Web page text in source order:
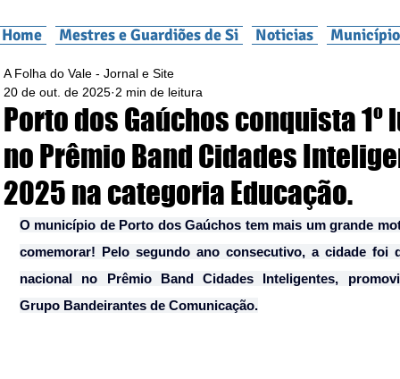
Home Mestres e Guardiões de Si Noticias
Porto dos Gaúchos conquista 1º
no Prêmio Band Cidades
2025 na categoria Educação.
A Folha do Vale - Jornal e Site
20 de out. de 2025 2 min de leitura
O município de Porto dos Gaúchos tem mais um grande
comemorar! Pelo segundo ano consecutivo, a cidade foi
nacional no Prêmio Band Cidades Inteligentes,
Grupo Bandeirantes de Comunicação.